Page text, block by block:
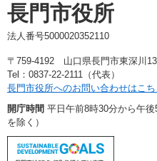
長門市役所
法人番号5000020352110
〒759-4192 山口県長門市東深川
Tel：0837-22-2111（代表）
長門市役所へのお問い合わせはこち
開庁時間 平日午前8時30分から午
を除く）